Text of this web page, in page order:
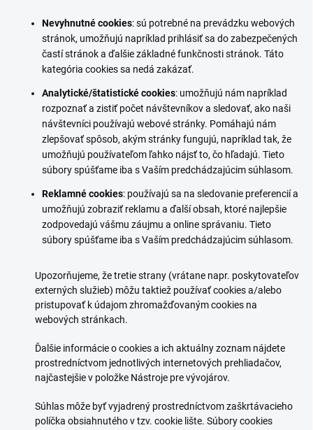
Nevyhnutné cookies: sú potrebné na prevádzku webových
stránok, umožňujú napríklad prihlásiť sa do zabezpečených
častí stránok a ďalšie základné funkčnosti stránok. Táto
kategória cookies sa nedá zakázať.
Analytické/štatistické cookies: umožňujú nám napríklad
rozpoznať a zistiť počet návštevníkov a sledovať, ako naši
návštevníci používajú webové stránky. Pomáhajú nám
zlepšovať spôsob, akým stránky fungujú, napríklad tak, že
umožňujú používateľom ľahko nájsť to, čo hľadajú. Tieto
súbory spúšťame iba s Vaším predchádzajúcim súhlasom.
Reklamné cookies: používajú sa na sledovanie preferencií a
umožňujú zobraziť reklamu a ďalší obsah, ktoré najlepšie
zodpovedajú vášmu záujmu a online správaniu. Tieto
súbory spúšťame iba s Vaším predchádzajúcim súhlasom.
Upozorňujeme, že tretie strany (vrátane napr. poskytovateľov
externých služieb) môžu taktiež používať cookies a/alebo
pristupovať k údajom zhromažďovaným cookies na
webových stránkach.
Ďalšie informácie o cookies a ich aktuálny zoznam nájdete
prostredníctvom jednotlivých internetových prehliadačov,
najčastejšie v položke Nástroje pre vývojárov.
Súhlas môže byť vyjadrený prostredníctvom zaškrtávacieho
políčka obsiahnutého v tzv. cookie lište. Súbory cookies